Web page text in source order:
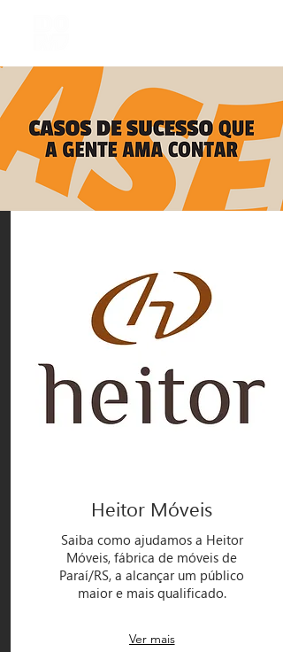
Heitor Móveis
Saiba como ajudamos a Heitor
Móveis, fábrica de móveis de
Paraí/RS, a alcançar um público
maior e mais qualificado.
Ver mais